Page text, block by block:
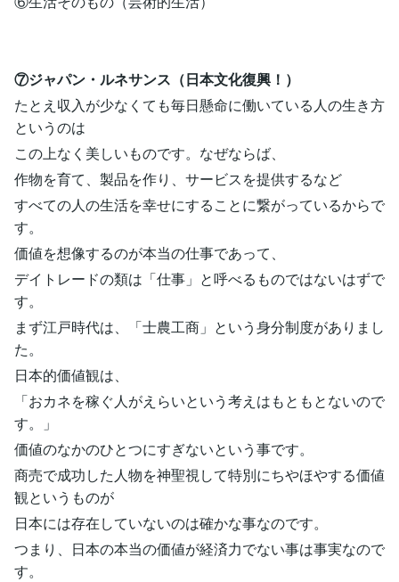
⑦ジャパン・ルネサンス（日本文化復興！）
たとえ収入が少なくても毎日懸命に働いている人の生き方
というのは
この上なく美しいものです。なぜならば、
作物を育て、製品を作り、サービスを提供するなど
すべての人の生活を幸せにすることに繋がっているからで
す。
価値を想像するのが本当の仕事であって、
デイトレードの類は「仕事」と呼べるものではないはずで
す。
まず江戸時代は、「士農工商」という身分制度がありまし
た。
日本的価値観は、
「おカネを稼ぐ人がえらいという考えはもともとないので
す。」
価値のなかのひとつにすぎないという事です。
商売で成功した人物を神聖視して特別にちやほやする価値
観というものが
日本には存在していないのは確かな事なのです。
つまり、日本の本当の価値が経済力でない事は事実なので
す。